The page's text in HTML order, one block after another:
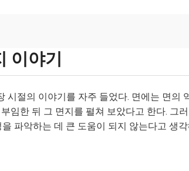
이야기
시절의 이야기를 자주 들었다. 면에는 면의
임한 뒤 그 면지를 펼쳐 보았다고 한다. 그
파악하는 데 큰 도움이 되지 않는다고 생각